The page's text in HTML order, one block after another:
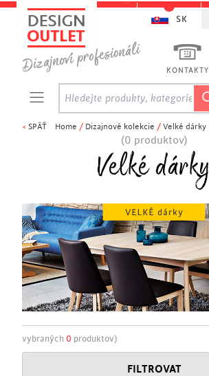
< SPÄŤ Home / Dizajnové kolekcie / Velké dárky
(0 produktov)
Velké dárky
vybraných 0 produktov)
FILTROVAT
KONTAKTY
SK